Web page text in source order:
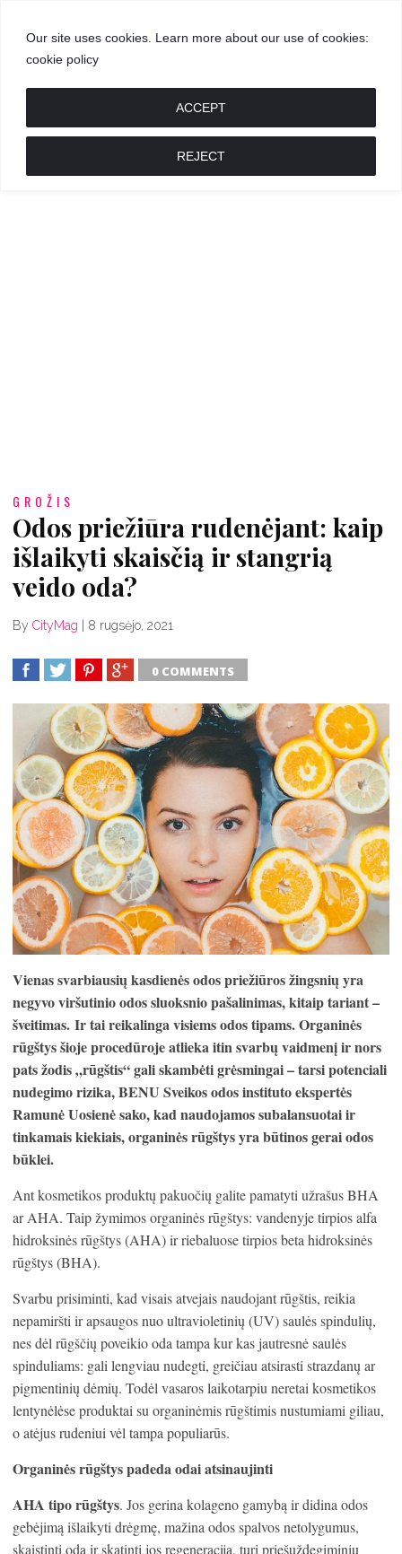
Our site uses cookies. Learn more about our use of cookies:
cookie policy
REJECT
ACCEPT
GROŽIS
MADA
GROŽIS
Odos priežiūra rudenėjant: kaip
išlaikyti skaisčią ir stangrią
veido oda?
By CityMag 8 rugsėjo, 2021
0 COMMENTS
Vienas svarbiausiųkasdienėsodos priežiūros žingsniųyra
negyvo viršutinio odos sluoksnio pašalinimas, kitaip tariant –
šveitimas. Ir tai reikalinga visiems odos tipams. Organinės
rūgštys šioje procedūroje atlieka itin svarbų vaidmenį ir nors
pats žodis „rūgštis“ gali skambėti grėsmingai – tarsi potenciali
nudegimo rizika,BENU Sveikos odos instituto ekspertės
Ramunė Uosienė sako, kadnaudojamos subalansuotai ir
tinkamais kiekiais,organinės rūgštys yrabūtinos gerai odos
būklei.
Ant kosmetikos produktų pakuočių galite pamatyti užrašus BHA
ar AHA. Taip žymimos organinės rūgštys: vandenyje tirpios alfa
hidroksinės rūgštys (AHA) ir riebaluose tirpios beta hidroksinės
rūgštys (BHA).
Svarbu prisiminti, kad visais atvejais naudojant rūgštis, reikia
nepamiršti ir apsaugos nuo ultravioletinių (UV) saulės spindulių,
nes dėl rūgščių poveikio oda tampa kur kas jautresnė saulės
spinduliams: gali lengviau nudegti, greičiau atsirasti strazdanų ar
pigmentinių dėmių. Todėl vasaros laikotarpiu neretai kosmetikos
lentynėlėse produktai su organinėmis rūgštimis nustumiami giliau,
o atėjus rudeniui vėl tampa populiarūs.
Organinės rūgštys padeda odai atsinaujinti
AHA tipo rūgštys. Jos gerina kolageno gamybą ir didina odos
gebėjimą išlaikyti drėgmę, mažina odos spalvos netolygumus,
skaistinti odą ir skatinti jos regeneraciją, turi priešuždegiminių